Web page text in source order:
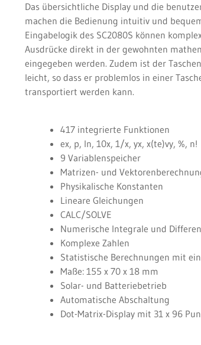
Das übersichtliche Display und die
machen die Bedienung intuitiv und
Eingabelogik des SC2080S können
Ausdrücke direkt in der gewohnten
eingegeben werden. Zudem ist der
leicht, so dass er problemlos in einer
transportiert werden kann.
417 integrierte Funktionen
ex, p, In, 10x, 1/x, yx, x(te)vy, %, n!
9 Variablenspeicher
Matrizen- und
Physikalische Konstanten
Lineare Gleichungen
CALC/SOLVE
Numerische Integrale und
Komplexe Zahlen
Statistische Berechnungen mit
Maße: 155 x 70 x 18 mm
Solar- und Batteriebetrieb
Automatische Abschaltung
Dot-Matrix-Display mit 31 x 96